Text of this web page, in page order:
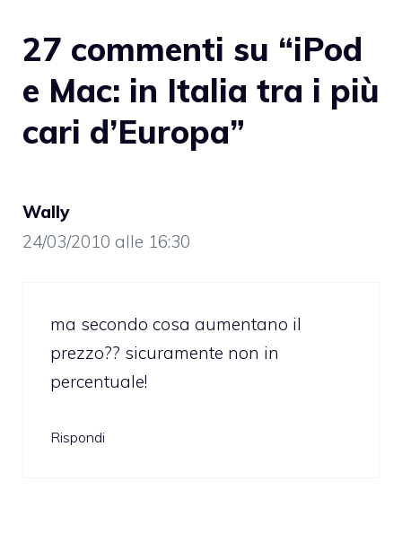
27 commenti su “iPod
e Mac: in Italia tra i più
cari d’Europa”
Wally
24/03/2010 alle 16:30
ma secondo cosa aumentano il
prezzo?? sicuramente non in
percentuale!
Rispondi